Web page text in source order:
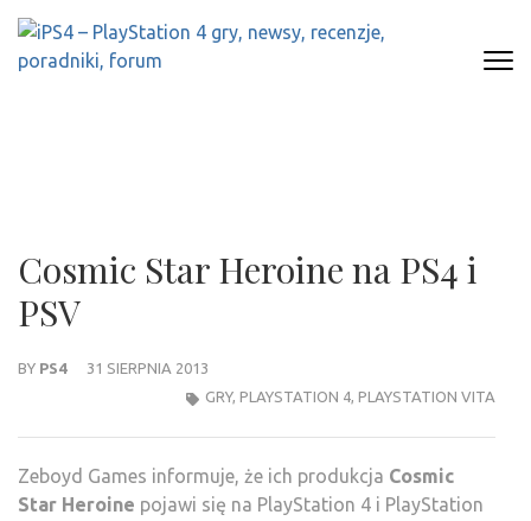
Skip
content
Cosmic Star Heroine na PS4 i
PSV
BY PS4
31 SIERPNIA 2013
GRY, PLAYSTATION 4, PLAYSTATION VITA
Zeboyd Games informuje, że ich produkcja Cosmic
Star Heroine pojawi się na PlayStation 4 i PlayStation